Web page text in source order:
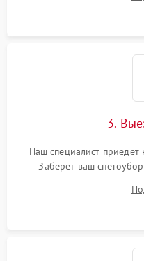
3.
Наш специалист
Заберет ваш